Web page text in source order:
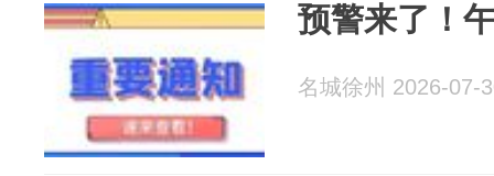
预警来了！
名城徐州 2026-07-